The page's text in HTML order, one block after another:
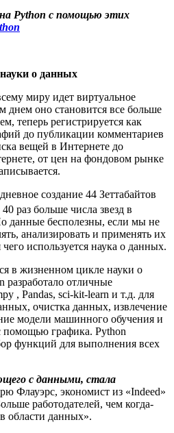
Python с помощью этих
о данных
миру идет виртуальное
​​оно становится все больше
теперь регистрируется как
до публикации комментариев
вещей в Интернете до
от цен на фондовом рынке
создание 44 Зеттабайтов
раз больше числа звезд в
данные бесполезны, если мы не
анализировать и применять их
используется наука о данных.
в жизненном цикле науки о
отличные
, Pandas, sci-kit-learn и т.д. для
очистка данных, извлечение
модели машинного обучения и
помощью графика. Python
функций для выполнения всех
с данными, стала
Флауэрс, экономист из «Indeed»
работодателей, чем когда-
области данных».